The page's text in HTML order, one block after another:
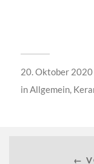
20. Oktober 2020
inAllgemein,
←